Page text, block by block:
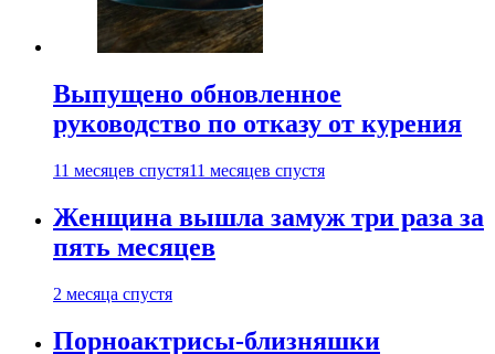
Выпущено обновленное
руководство по отказу от курения
11 месяцев спустя11 месяцев спустя
Женщина вышла замуж три раза за
пять месяцев
2 месяца спустя
Порноактрисы-близняшки